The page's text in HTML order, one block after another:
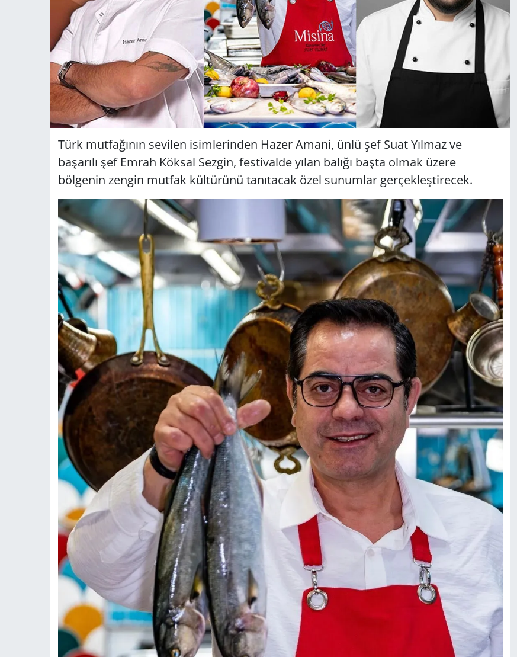
Türk mutfağının sevilen isimlerinden Hazer Amani, ünlü şef Suat Yılmaz ve
başarılı şef Emrah Köksal Sezgin, festivalde yılan balığı başta olmak üzere
bölgenin zengin mutfak kültürünü tanıtacak özel sunumlar gerçekleştirecek.